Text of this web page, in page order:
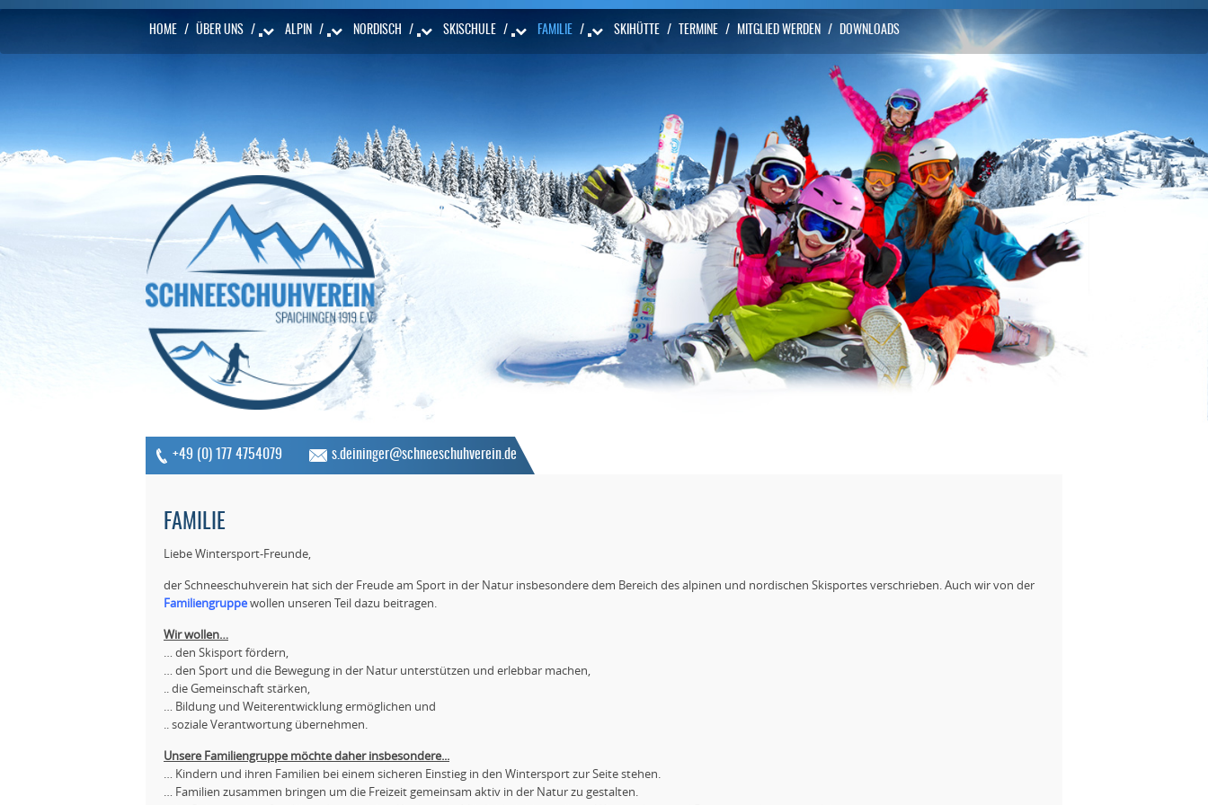
HOME / ÜBER UNS / ALPIN / NORDISCH / SKISCHULE / FAMILIE / SKIHÜTTE / TERMINE / MITGLIED WERDEN / DOWNLOADS
+49 (0) 177 4754079 s.deininger@schneeschuhverein.de
FAMILIE
Liebe Wintersport-Freunde,
der Schneeschuhverein hat sich der Freude am Sport in der Natur insbesondere dem Bereich des alpinen und nordischen Skisportes verschrieben. Auch wir von der
Familiengruppewollen unseren Teil dazu beitragen.
Wir wollen…
… den Skisport fördern,
… den Sport und die Bewegung in der Natur unterstützen und erlebbar machen,
.. die Gemeinschaft stärken,
… Bildung und Weiterentwicklung ermöglichen und
.. soziale Verantwortung übernehmen.
Unsere Familiengruppe möchte daher insbesondere...
… Kindern und ihren Familien bei einem sicheren Einstieg in den Wintersport zur Seite stehen.
… Familien zusammen bringen um die Freizeit gemeinsam aktiv in der Natur zu gestalten.